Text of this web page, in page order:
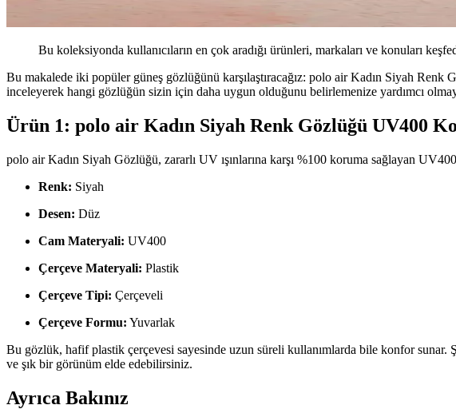
Bu koleksiyonda kullanıcıların en çok aradığı ürünleri, markaları ve konuları
Bu makalede iki popüler güneş gözlüğünü karşılaştıracağız: polo air Kadın Siyah
inceleyerek hangi gözlüğün sizin için daha uygun olduğunu belirlemenize yardımcı
Ürün 1: polo air Kadın Siyah Renk Gözlüğü UV400
polo air Kadın Siyah Gözlüğü, zararlı UV ışınlarına karşı %100 koruma sağlayan
Renk: Siyah
Desen: Düz
Cam Materyali: UV400
Çerçeve Materyali: Plastik
Çerçeve Tipi: Çerçeveli
Çerçeve Formu: Yuvarlak
Bu gözlük, hafif plastik çerçevesi sayesinde uzun süreli kullanımlarda bile konfor sunar.
ve şık bir görünüm elde edebilirsiniz.
Ayrıca Bakınız